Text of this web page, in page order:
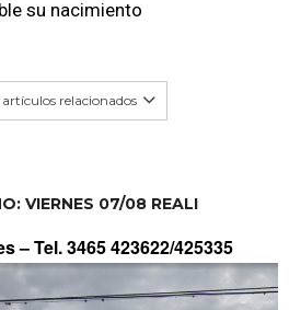
su nacimiento
relacionados
VIERNES 07/08 REALI
–Tel. 3465 423622/425335